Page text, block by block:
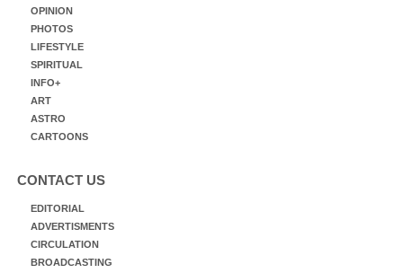
OPINION
PHOTOS
LIFESTYLE
SPIRITUAL
INFO+
ART
ASTRO
CARTOONS
CONTACT US
EDITORIAL
ADVERTISMENTS
CIRCULATION
BROADCASTING